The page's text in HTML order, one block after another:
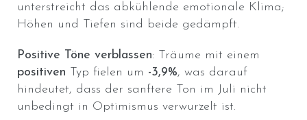
unterstreicht das abkühlende emotionale Klima;
Höhen und Tiefen sind beide gedämpft.
Positive Töne verblassen: Träume mit einem
positiven Typ fielen um -3,9%, was darauf
hindeutet, dass der sanftere Ton im Juli nicht
unbedingt in Optimismus verwurzelt ist.